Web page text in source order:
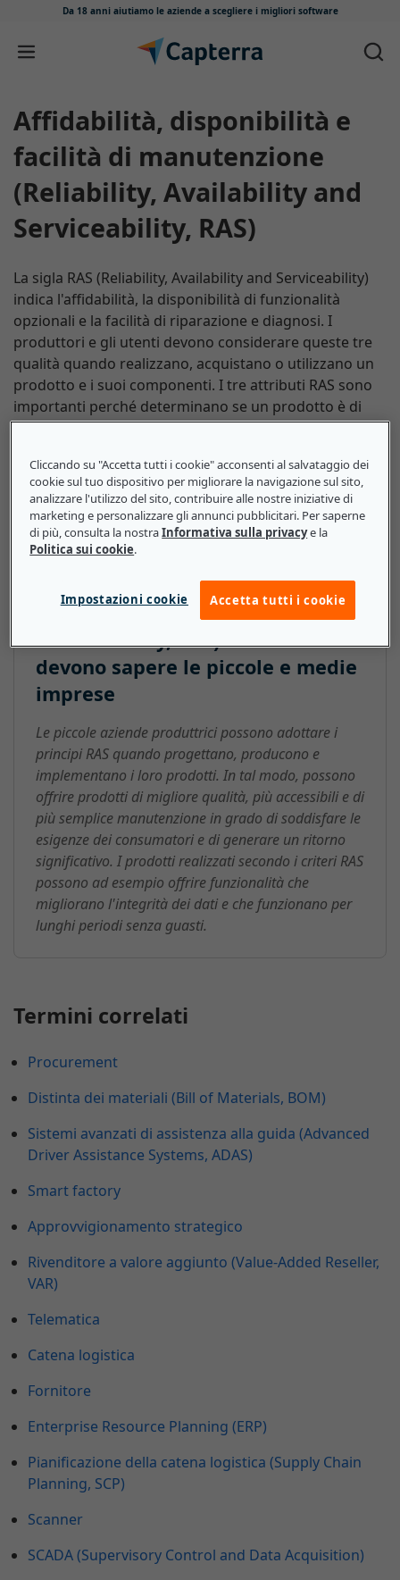
Da 18 anni aiutiamo le aziende a scegliere i migliori software
Salta e vai al contenuto
Affidabilità, disponibilità e
facilità di manutenzione
(Reliability, Availability and
Serviceability, RAS)
La sigla RAS (Reliability, Availability and Serviceability)
indica l'affidabilità, la disponibilità di funzionalità
opzionali e la facilità di riparazione e diagnosi. I
produttori e gli utenti devono considerare queste tre
qualità quando realizzano, acquistano o utilizzano un
prodotto e i suoi componenti. I tre attributi RAS sono
importanti perché determinano se un prodotto è di
alta qualità, se offre funzionalità opzionali e se può
manutenzione.
Affidabilità, disponibilità e
facilità di manutenzione
(Reliability, Availability and
Serviceability, RAS): ecco cosa
devono sapere le piccole e medie
imprese
Le piccole aziende produttrici possono adottare i
principi RAS quando progettano, producono e
implementano i loro prodotti. In tal modo, possono
offrire prodotti di migliore qualità, più accessibili e di
più semplice manutenzione in grado di soddisfare le
esigenze dei consumatori e di generare un ritorno
significativo. I prodotti realizzati secondo i criteri RAS
possono ad esempio offrire funzionalità che
migliorano l'integrità dei dati e che funzionano per
lunghi periodi senza guasti.
Termini correlati
Procurement
Distinta dei materiali (Bill of Materials, BOM)
Sistemi avanzati di assistenza alla guida (Advanced
Driver Assistance Systems, ADAS)
Smart factory
Approvvigionamento strategico
Rivenditore a valore aggiunto (Value-Added Reseller,
VAR)
Telematica
Catena logistica
Fornitore
Enterprise Resource Planning (ERP)
Pianificazione della catena logistica (Supply Chain
Planning, SCP)
Scanner
SCADA (Supervisory Control and Data Acquisition)
Cliccando su "Accetta tutti i cookie" acconsenti al salvataggio dei
cookie sul tuo dispositivo per migliorare la navigazione sul sito,
analizzare l'utilizzo del sito, contribuire alle nostre iniziative di
marketing e personalizzare gli annunci pubblicitari. Per saperne
di più, consulta la nostraInformativa sulla privacye la
Politica sui cookie.
Impostazioni cookie Accetta tutti i cookie